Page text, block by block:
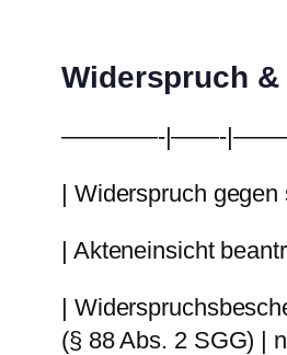
Widerspruch &
————-|——-
| Widerspruch
| Akteneinsicht
|
(§ 88 Abs. 2 SGG) |